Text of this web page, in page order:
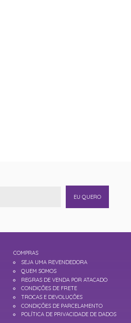
EU QUERO
COMPRAS
SEJA UMA REVENDEDORA
QUEM SOMOS
REGRAS DE VENDA POR ATACADO
CONDIÇÕES DE FRETE
TROCAS E DEVOLUÇÕES
CONDIÇÕES DE PARCELAMENTO
POLÍTICA DE PRIVACIDADE DE DADOS